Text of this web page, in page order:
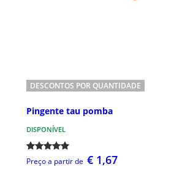
DESCONTOS POR QUANTIDADE
Pingente tau pomba
DISPONÍVEL
Preço a partir de € 1,67